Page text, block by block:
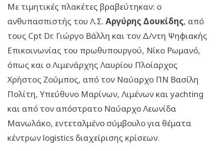
Με τιμητικές πλακέτες βραβεύτηκαν: ο
ανθυπασπιστής του Λ.Σ. Αργύρης Δουκίδης, από
τους Cpt Dr. Γιώργο Βάλλη και τον Δ/ντη Ψηφιακής
Επικοινωνίας του πρωθυπουργού, Νίκο Ρωμανό,
όπως και ο Λιμενάρχης Λαυρίου Πλοίαρχος
Χρήστος Ζούμπος, από τον Ναύαρχο ΠΝ Βασίλη
Πολίτη, Υπεύθυνο Μαρίνων, Λιμένων και yachting
και από τον απόστρατο Ναύαρχο Λεωνίδα
Μανωλάκο, εντεταλμένο σύμβουλο για θέματα
κέντρων logistics διαχείρισης κρίσεων.